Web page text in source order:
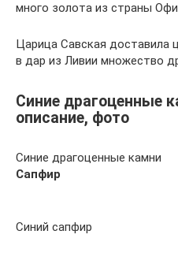
много золота из страны
Царица Савская доставила
в дар из Ливии множество
Синие драгоценные
описание, фото
Синие драгоценные камни
Сапфир
Синий сапфир